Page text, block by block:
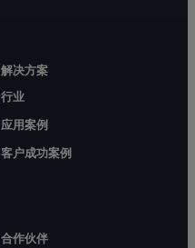
解决方案
行业
应用案例
客户成功案例
合作伙伴